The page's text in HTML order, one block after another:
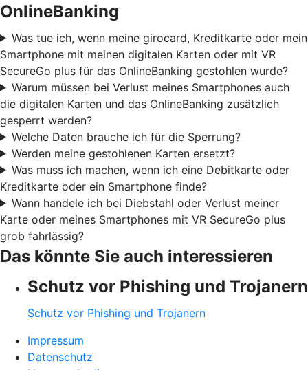
OnlineBanking
Was tue ich, wenn meine girocard, Kreditkarte oder mein
Smartphone mit meinen digitalen Karten oder mit VR
SecureGo plus für das OnlineBanking gestohlen wurde?
Warum müssen bei Verlust meines Smartphones auch
die digitalen Karten und das OnlineBanking zusätzlich
gesperrt werden?
Welche Daten brauche ich für die Sperrung?
Werden meine gestohlenen Karten ersetzt?
Was muss ich machen, wenn ich eine Debitkarte oder
Kreditkarte oder ein Smartphone finde?
Wann handele ich bei Diebstahl oder Verlust meiner
Karte oder meines Smartphones mit VR SecureGo plus
grob fahrlässig?
Das könnte Sie auch interessieren
Schutz vor Phishing und Trojanern
Schutz vor Phishing und Trojanern
Impressum
Datenschutz